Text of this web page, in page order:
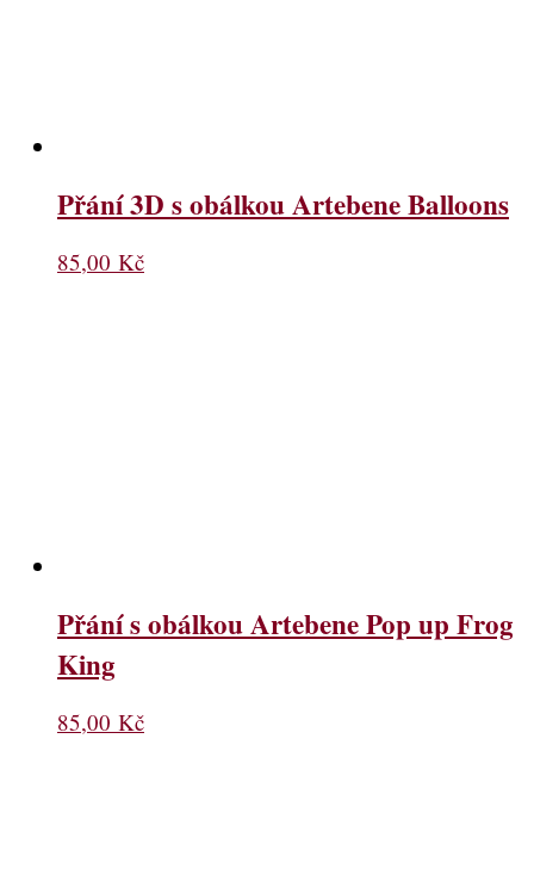
Přání 3D s obálkou Artebene Balloons
85,00 Kč
Přání s obálkou Artebene Pop up Frog
King
85,00 Kč